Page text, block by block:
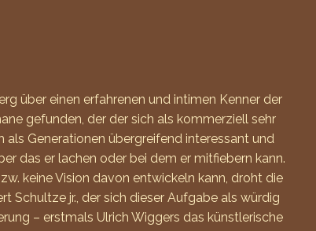
über einen erfahrenen und intimen Kenner der
gefunden, der der sich als kommerziell sehr
Generationen übergreifend interessant und
das er lachen oder bei dem er mitfiebern kann.
keine Vision davon entwickeln kann, droht die
Schultze jr., der sich dieser Aufgabe als würdig
– erstmals Ulrich Wiggers das künstlerische